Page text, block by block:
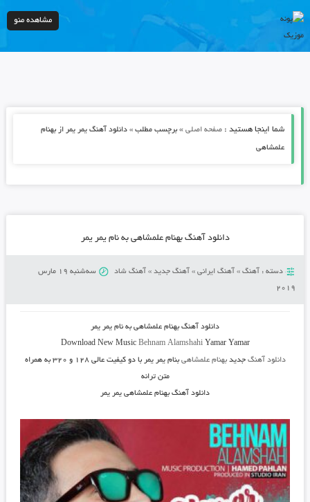
مشاهده منو
شما اینجا هستید : صفحه اصلی» برچسب مطلب » دانلود آهنگ یمر یمر از بهنام
علمشاهی
دانلود آهنگ بهنام علمشاهی به نام یمر یمر
دسته : آهنگ» آهنگ ایرانی» آهنگ جدید» آهنگ شاد
سه‌شنبه 19 مارس
2019
دانلود آهنگ بهنام علمشاهی به نام یمر یمر
Download New Music Behnam AlamshahiYamar Yamar
دانلود آهنگ جدیدبهنام علمشاهی بنام یمر یمر
با دو کیفیت عالی ۱۲۸ و ۳۲۰ به همراه
متن ترانه
دانلود آهنگ بهنام علمشاهی یمر یمر